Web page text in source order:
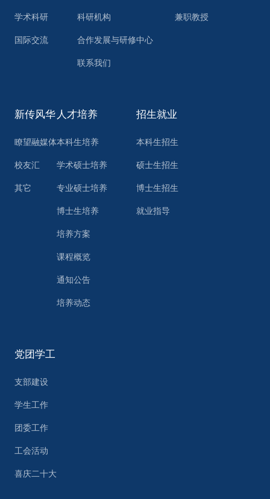
学术科研
国际交流
科研机构
合作发展与研修中心
联系我们
兼职教授
新传风华
瞭望融媒体
校友汇
其它
人才培养
本科生培养
学术硕士培养
专业硕士培养
博士生培养
培养方案
课程概览
通知公告
培养动态
招生就业
本科生招生
硕士生招生
博士生招生
就业指导
党团学工
支部建设
学生工作
团委工作
工会活动
喜庆二十大